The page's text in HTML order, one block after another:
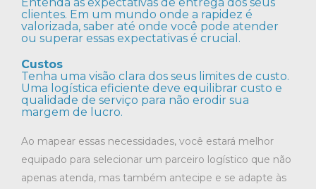
clientes. Em um mundo onde a rapidez é
valorizada, saber até onde você pode atender
ou superar essas expectativas é crucial.
Custos
Tenha uma visão clara dos seus limites de custo.
Uma logística eficiente deve equilibrar custo e
qualidade de serviço para não erodir sua
margem de lucro.
Ao mapear essas necessidades, você estará melhor
equipado para selecionar um parceiro logístico que não
apenas atenda, mas também antecipe e se adapte às